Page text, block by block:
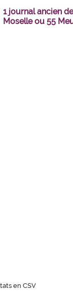
1 journal ancien
Moselle ou 55
en CSV